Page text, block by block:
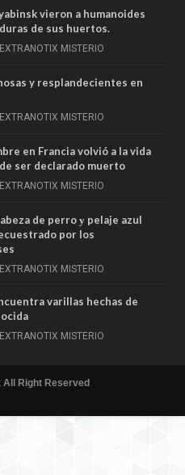
vieron a humanoides
de sus huertos.
EXTRANOTIX MISTERIO
y resplandecientes en
EXTRANOTIX MISTERIO
en Francia volvió a la vida
ser declarado muerto
EXTRANOTIX MISTERIO
de perro у pelaje azul
por los
EXTRANOTIX MISTERIO
varillas hechas de
EXTRANOTIX MISTERIO
All Right Reserved